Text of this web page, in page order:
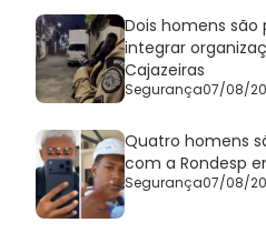
Dois homens são
integrar
Cajazeiras
Segurança07/08/
Quatro homens
com a Rondesp
Segurança07/08/